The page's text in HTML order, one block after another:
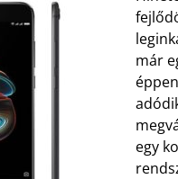
már
egy